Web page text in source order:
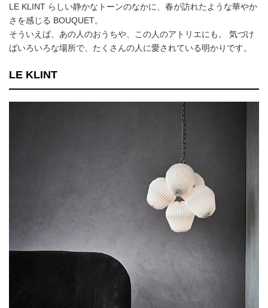
LE KLINT らしい静かなトーンのなかに、春が訪れたような華やか
さを感じる BOUQUET。
そういえば、あの人のおうちや、この人のアトリエにも。 気づけ
ばいろいろな場所で、たくさんの人に愛されている明かりです。
LE KLINT